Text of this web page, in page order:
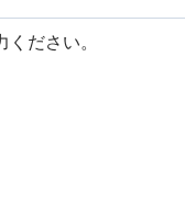
ださい。